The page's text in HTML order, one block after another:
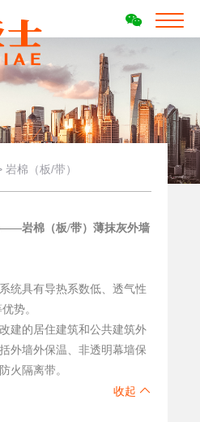
岩棉（板/带）
岩棉（板/带）薄抹灰外墙
统具有导热系数低、透气性
势。
建的居住建筑和公共建筑外
外墙外保温、非透明幕墙保
火隔离带。
收起